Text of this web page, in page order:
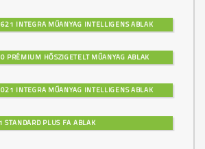
INTEGRA MŰANYAG INTELLIGENS ABLAK
PRÉMIUM HŐSZIGETELT MŰANYAG ABLAK
INTEGRA MŰANYAG INTELLIGENS ABLAK
PLUS FA ABLAK